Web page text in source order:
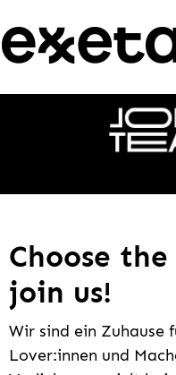
Choose
join us!
Wir sind ein Zuhause
Lover:innen und